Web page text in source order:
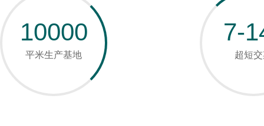
10000
平米生产基地
7-
超短